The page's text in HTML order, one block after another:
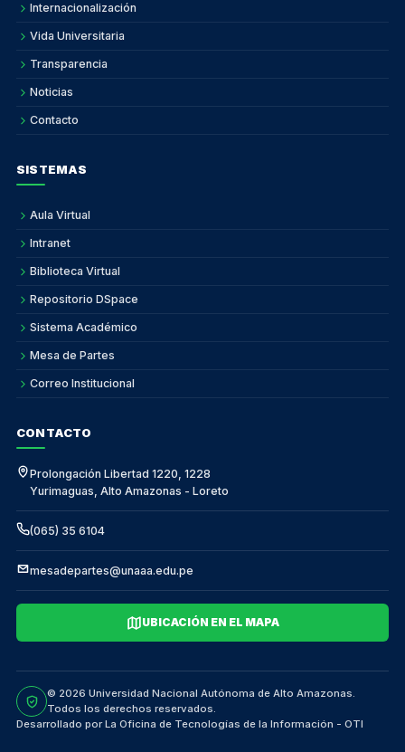
Internacionalización
Vida Universitaria
Transparencia
Noticias
Contacto
SISTEMAS
Aula Virtual
Intranet
Biblioteca Virtual
Repositorio DSpace
Sistema Académico
Mesa de Partes
Correo Institucional
CONTACTO
Prolongación Libertad 1220, 1228
Yurimaguas, Alto Amazonas - Loreto
(065) 35 6104
mesadepartes@unaaa.edu.pe
UBICACIÓN EN EL MAPA
© 2026 Universidad Nacional Autónoma de Alto Amazonas.
Todos los derechos reservados.
Desarrollado por La Oficina de Tecnologías de la Información - OTI